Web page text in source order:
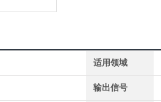
适用领域
输出信号